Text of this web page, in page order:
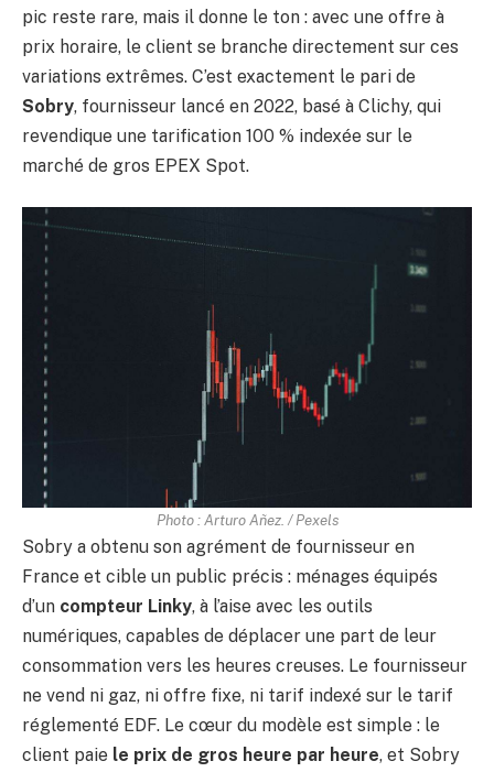
pic reste rare, mais il donne le ton : avec une offre à
prix horaire, le client se branche directement sur ces
variations extrêmes. C’est exactement le pari de
Sobry, fournisseur lancé en 2022, basé à Clichy, qui
revendique une tarification 100 % indexée sur le
marché de gros EPEX Spot.
Photo : Arturo Añez. / Pexels
Sobry a obtenu son agrément de fournisseur en
France et cible un public précis : ménages équipés
d’un compteur Linky, à l’aise avec les outils
numériques, capables de déplacer une part de leur
consommation vers les heures creuses. Le fournisseur
ne vend ni gaz, ni offre fixe, ni tarif indexé sur le tarif
réglementé EDF. Le cœur du modèle est simple : le
client paie le prix de gros heure par heure, et Sobry